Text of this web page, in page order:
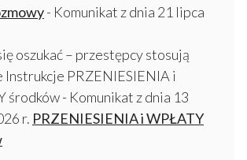
- Komunikat z dnia 21 lipca
oszukać – przestępcy stosują
Instrukcje PRZENIESIENIA i
środków - Komunikat z dnia 13
r. PRZENIESIENIA i WPŁATY